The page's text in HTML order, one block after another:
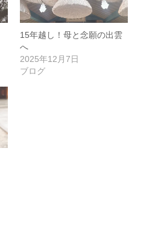
15年越し！母と念願の出雲
へ
2025年12月7日
ブログ